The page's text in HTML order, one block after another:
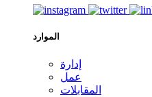
الموارد
إدارة
عمل
المقابلات